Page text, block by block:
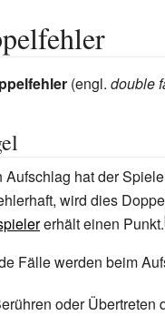
(engl. double
Aufschlag hat der
wird dies
erhält einen Punkt.
Fälle werden beim
oder Übertreten